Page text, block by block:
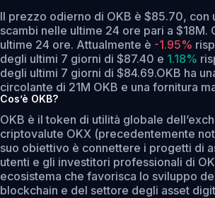
Il prezzo odierno di OKB è $85.70, con
scambi nelle ultime 24 ore pari a $18M.
ultime 24 ore. Attualmente è -1.95%
degli ultimi 7 giorni di $87.40 e 1.18%
degli ultimi 7 giorni di $84.69.OKB ha
circolante di 21M OKB e una fornitura
Cos’è OKB?
OKB è il token di utilità globale
criptovalute OKX (precedentemente
suo obiettivo è connettere i progetti di
utenti e gli investitori professionali di
ecosistema che favorisca lo sviluppo
blockchain e del settore degli asset